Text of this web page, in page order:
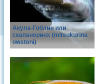
Акула-Гоблин или
скапаноринх (mitsukurina
owstoni)